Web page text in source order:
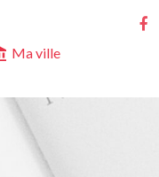
Ma ville